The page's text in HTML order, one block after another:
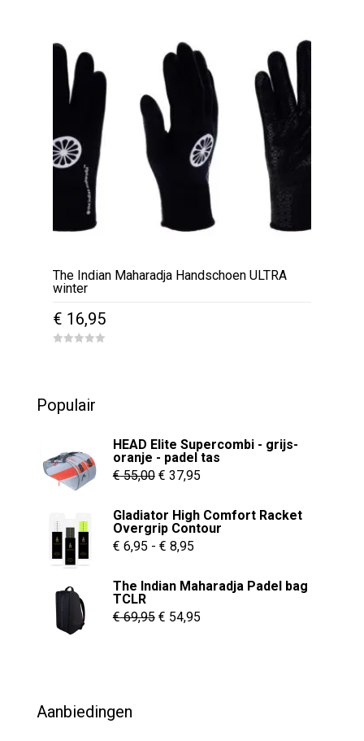
The Indian Maharadja Handschoen ULTRA
winter
€ 16,95
f
5
meerdere
Deze
optie
gekozen
worden
op
productpagina
Populair
HEAD Elite Supercombi - grijs-
oranje - padel tas
€55,00 Oorspronkelijke
was:
€ 55,00.
€ 37,95Huidige
is:
Gladiator High Comfort Racket
Overgrip Contour
€ 6,95 - € 8,95Prijsklasse:
tot
€ 8,95
The Indian Maharadja Padel bag
TCLR
€69,95 Oorspronkelijke
€ 54,95Huidige
Aanbiedingen